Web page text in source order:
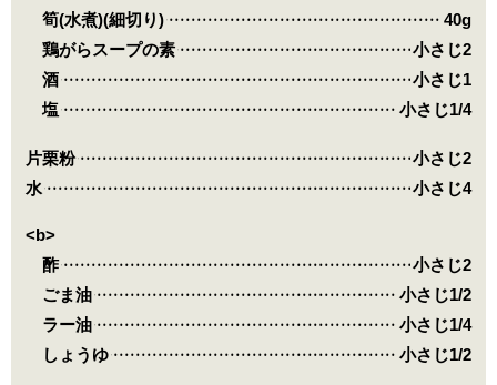
筍(水煮)(細切り)
40g
鶏がらスープの素
小さじ2
酒
小さじ1
塩
小さじ1/4
片栗粉
小さじ2
水
小さじ4
<b>
酢
小さじ2
ごま油
小さじ1/2
ラー油
小さじ1/4
しょうゆ
小さじ1/2